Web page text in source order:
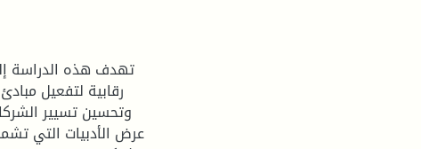
تهدف هذه الدراسة
رقابية لتفعيل
وتحسين تسيير
عرض الأدبيات التي